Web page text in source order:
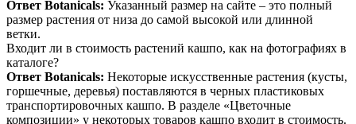
Ответ Botanicals: Указанный размер на сайте – это полный
размер растения от низа до самой высокой или длинной
ветки.
Входит ли в стоимость растений кашпо, как на фотографиях в
каталоге?
Ответ Botanicals: Некоторые искусственные растения (кусты,
горшечные, деревья) поставляются в черных пластиковых
транспортировочных кашпо. В разделе «Цветочные
композиции» у некоторых товаров кашпо входит в стоимость.